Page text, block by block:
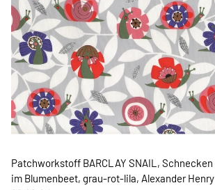
Patchworkstoff BARCLAY SNAIL, Schnecken
im Blumenbeet, grau-rot-lila, Alexander Henry